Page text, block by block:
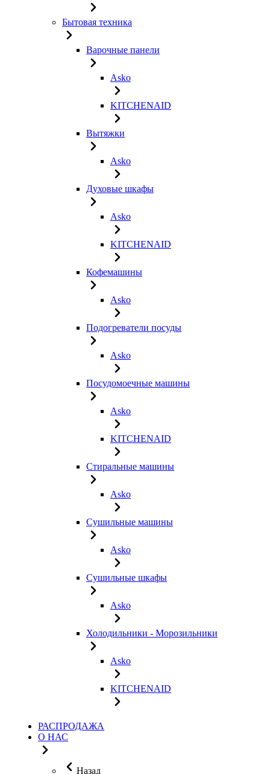
Бытовая техника
Варочные панели
Asko
KITCHENAID
Вытяжки
Asko
Духовые шкафы
Asko
KITCHENAID
Кофемашины
Asko
Подогреватели посуды
Asko
Посудомоечные машины
Asko
KITCHENAID
Стиральные машины
Asko
Сушильные машины
Asko
Сушильные шкафы
Asko
Холодильники - Морозильники
Asko
KITCHENAID
РАСПРОДАЖА
О НАС
Назад